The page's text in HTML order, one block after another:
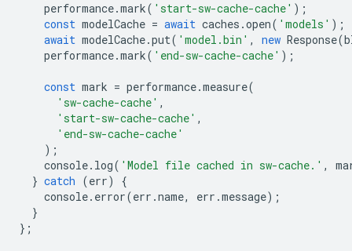
performance.mark( 'start-sw-cache-cache' );
const modelCache = await caches .open( 'models' );
await modelCache.put( 'model.bin' , new Response(
performance.mark( 'end-sw-cache-cache' );
const mark = performance.measure(
'sw-cache-cache' ,
'start-sw-cache-cache' ,
'end-sw-cache-cache'
);
console. log( 'Model file cached in sw-cache.' ,
} catch (err)
{
console. error(err .name, err .message);
}
};